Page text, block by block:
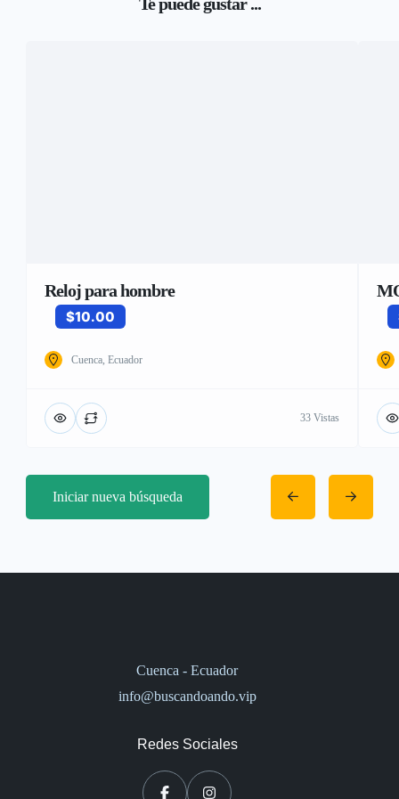
Reloj para hombre
$10.00
Cuenca, Ecuador
33 Vistas
Iniciar nueva búsqueda
Cuenca - Ecuador
info@buscandoando.vip
Redes Sociales